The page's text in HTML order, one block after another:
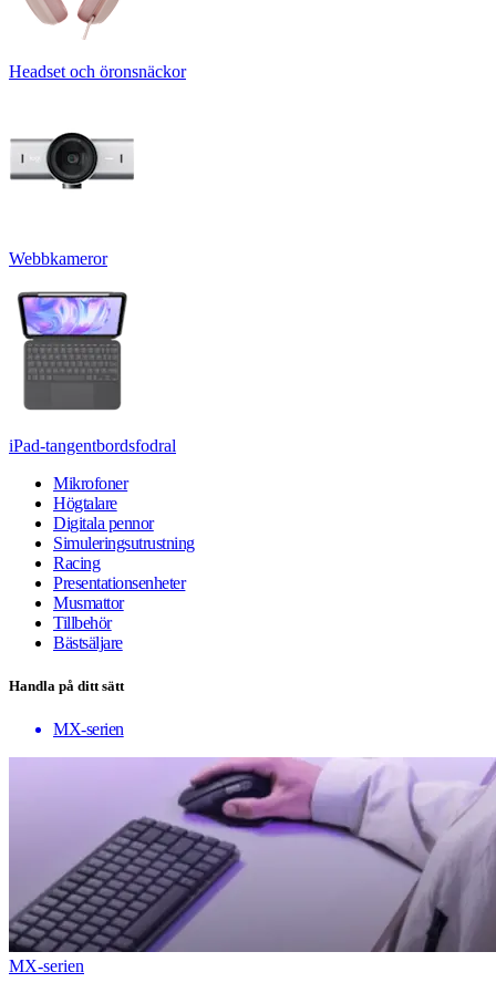
Headset och öronsnäckor
Webbkameror
iPad-tangentbordsfodral
Mikrofoner
Högtalare
Digitala pennor
Simuleringsutrustning
Racing
Presentationsenheter
Musmattor
Tillbehör
Bästsäljare
Handla på ditt sätt
MX-serien
MX-serien